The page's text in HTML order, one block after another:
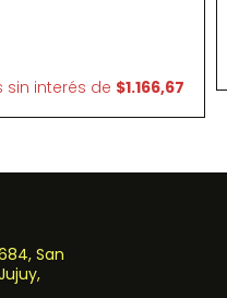
sin interés de $1.166,67
San